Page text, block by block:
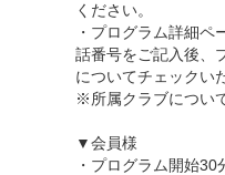
ください。
・プログラム詳細
話番号をご記入後、
についてチェックい
※所属クラブについ
▼会員様
・プログラム開始